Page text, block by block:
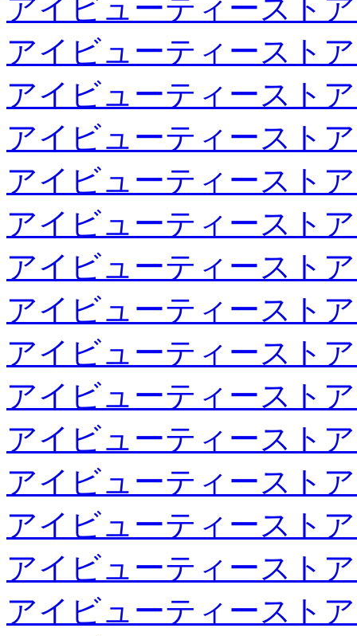
アイビューティースト
アイビューティースト
アイビューティースト
アイビューティースト
アイビューティースト
アイビューティースト
アイビューティースト
アイビューティースト
アイビューティースト
アイビューティースト
アイビューティースト
アイビューティースト
アイビューティースト
アイビューティースト
アイビューティースト